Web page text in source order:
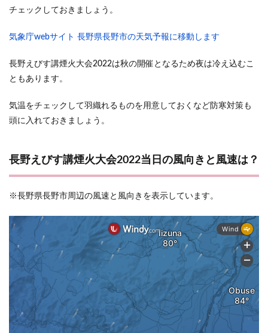
チェックしておきましょう。
気象庁webサイト 長野県長野市の天気予報に移動します
長野えびす講煙火大会2022は秋の開催となるため夜は冷え込むこ
ともあります。
気温をチェックして羽織れるものを用意しておくなど防寒対策も
頭に入れておきましょう。
長野えびす講煙火大会2022当日の風向きと風速は？
※長野県長野市周辺の風速と風向きを表示しています。